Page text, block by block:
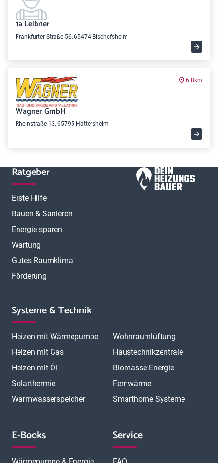
1a Leibner
Frankfurter Straße 56, 65474 Bischofsheim
6.8km
Wagner GmbH
Rheinstraße 13, 65795 Hattersheim
Ratgeber
Erste Hilfe
Bauen & Sanieren
Energie sparen
Wartung
Gutes Raumklima
Förderung
Systeme & Technik
Heizen mit Wärmepumpe
Heizen mit Gas
Heizen mit Öl
Solarthermie
Warmwasserspeicher
Wohnraumlüftung
Haustechnikzentrale
Biomasse Energie
Fernwärme
Smarthome Systeme
E-Books Service